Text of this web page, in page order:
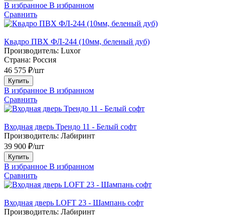
В избранное В избранном
Сравнить
Квадро ПВХ ФЛ-244 (10мм, беленый дуб)
Производитель: Luxor
Страна: Россия
46 575 ₽/шт
Купить
В избранное В избранном
Сравнить
Входная дверь Трендо 11 - Белый софт
Производитель: Лабиринт
39 900 ₽/шт
Купить
В избранное В избранном
Сравнить
Входная дверь LOFT 23 - Шампань софт
Производитель: Лабиринт